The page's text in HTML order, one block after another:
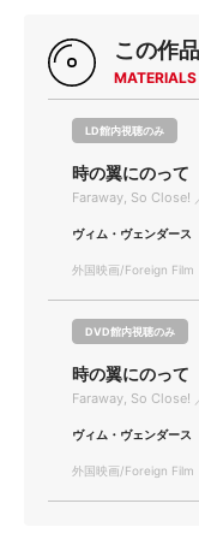
この作
LD館内視聴のみ
時の翼にのって
Faraway, So Close!
ヴィム・ヴェンダース
外国映画/Foreign Film
DVD館内視聴のみ
時の翼にのって
Faraway, So Close!
ヴィム・ヴェンダース
外国映画/Foreign Film